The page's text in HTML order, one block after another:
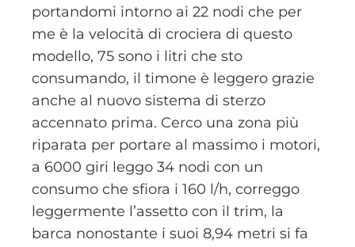
portandomi intorno ai 22 nodi che per
me è la velocità di crociera di questo
modello, 75 sono i litri che sto
consumando, il timone è leggero grazie
anche al nuovo sistema di sterzo
accennato prima. Cerco una zona più
riparata per portare al massimo i motori,
a 6000 giri leggo 34 nodi con un
consumo che sfiora i 160 l/h, correggo
leggermente l’assetto con il trim, la
barca nonostante i suoi 8,94 metri si fa